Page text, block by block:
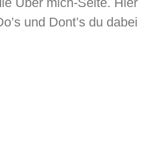
und Dont’s du dabei